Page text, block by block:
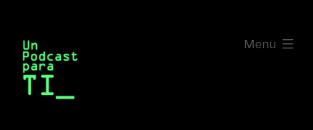
contenido
Menu
expanded